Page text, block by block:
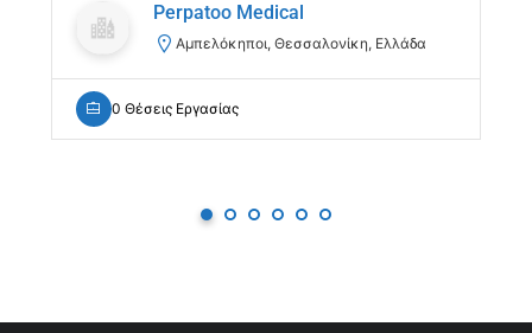
Perpatoo Medical
Αμπελόκηποι, Θεσσαλονίκη, Ελλάδα
0 Θέσεις Εργασίας